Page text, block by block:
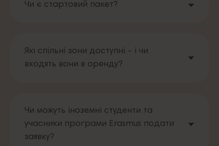
Чи є стартовий пакет?
Які спільні зони доступні – і чи
входять вони в оренду?
Чи можуть іноземні студенти та
учасники програми Erasmus подати
заявку?